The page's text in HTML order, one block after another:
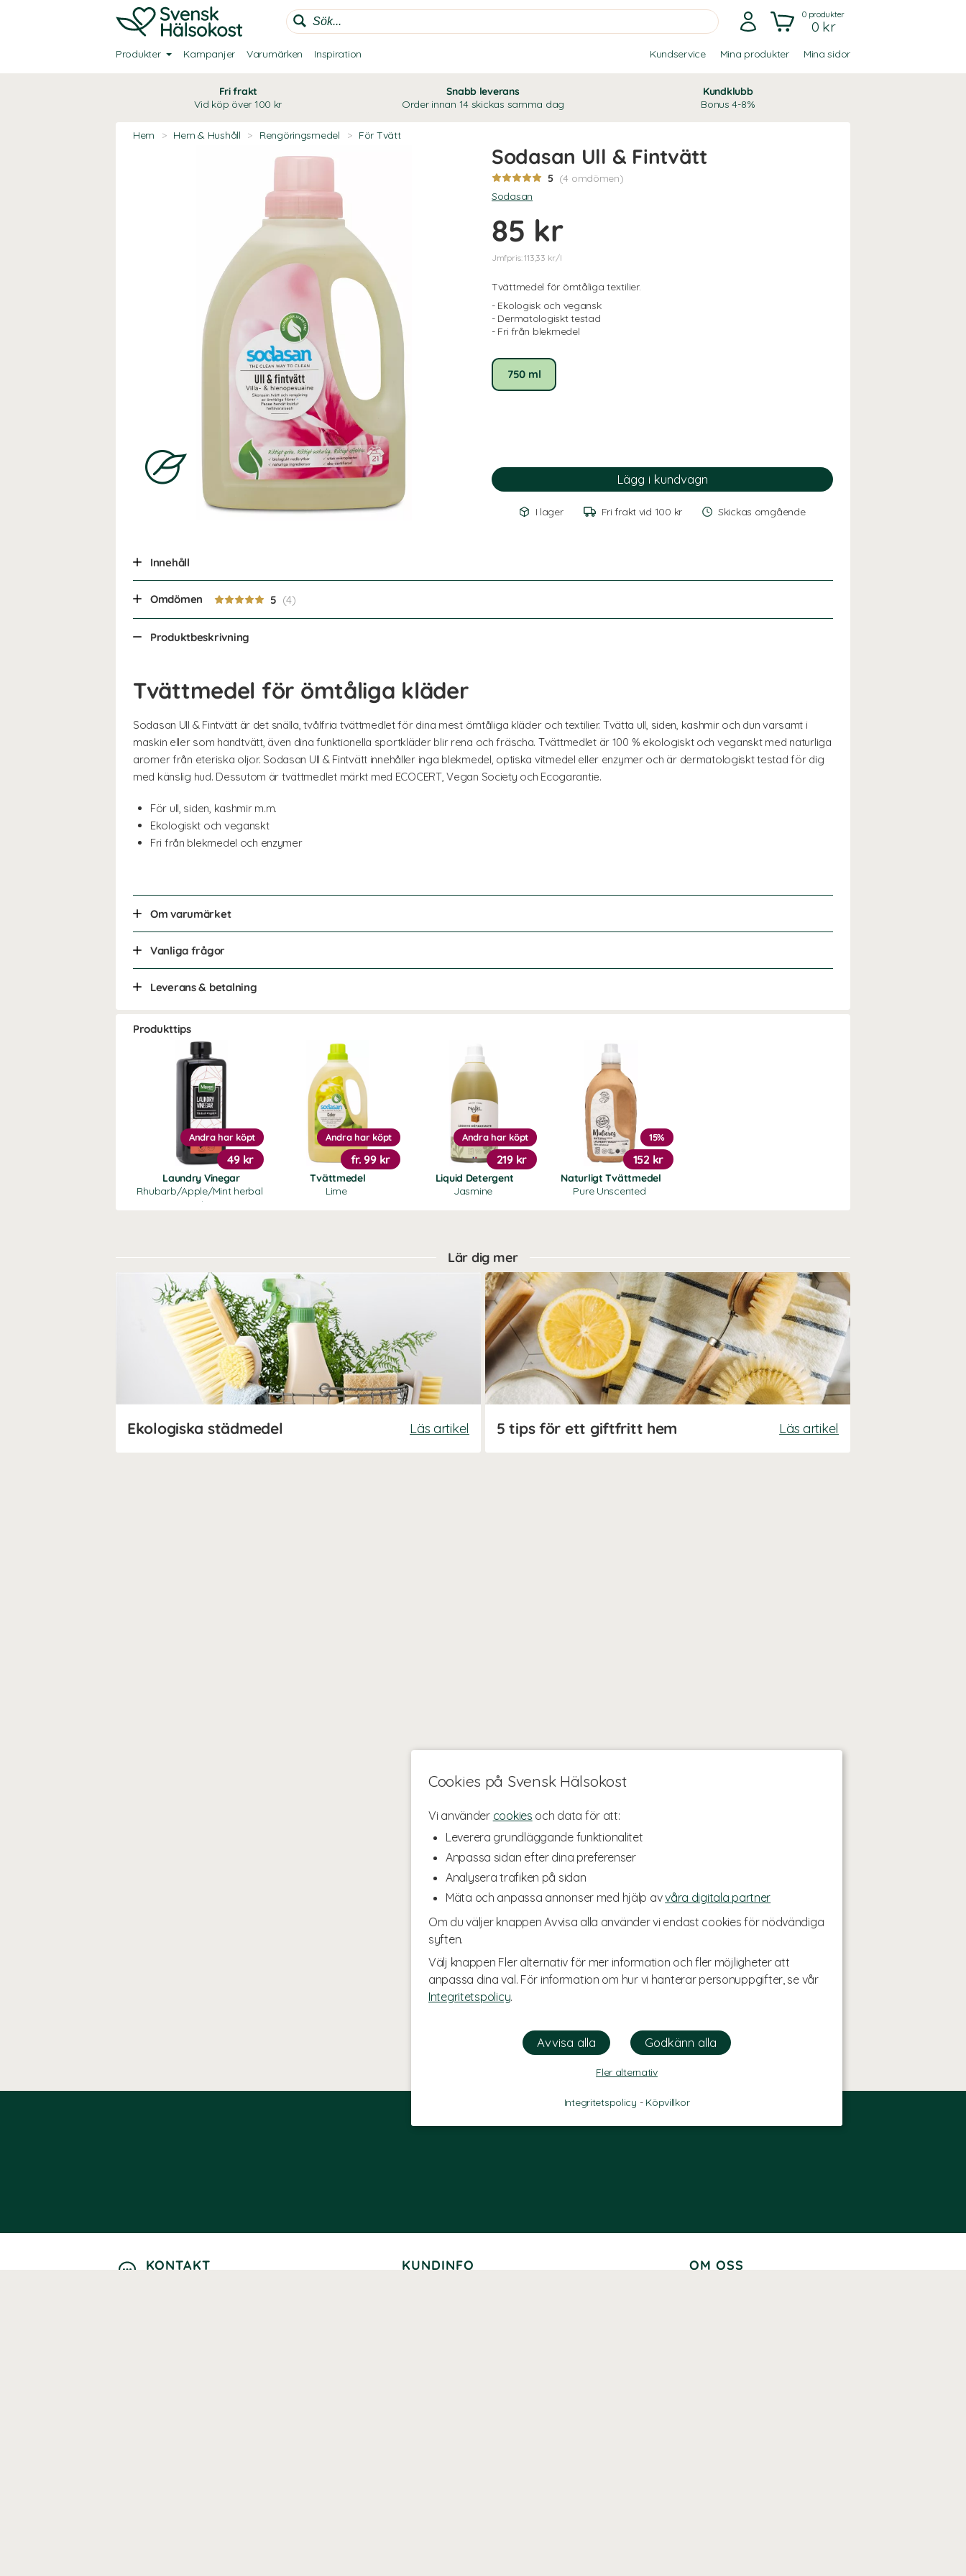
Cookies på Svensk Hälsokost
Vi använder cookies och data för att:
Leverera grundläggande funktionalitet
Anpassa sidan efter dina preferenser
Analysera trafiken på sidan
Mäta och anpassa annonser med hjälp avvåra digitala partner
Om du väljer knappen Avvisa alla använder vi endast cookies för nödvändiga
syften.
Välj knappen Fler alternativ för mer information och fler möjligheter att
anpassa dina val. För information om hur vi hanterar personuppgifter, se vår
Integritetspolicy.
Fler alternativ
Integritetspolicy - Köpvillkor
0produkter
0 kr
Produkter Kampanjer Varumärken Inspiration Kundservice Mina produkter Mina sidor
Fri frakt
Vid köp över 100 kr
Snabb leverans
Order innan 14 skickas samma dag
Kundklubb
Bonus 4-8%
Hem > Hem & Hushåll > Rengöringsmedel > För Tvätt
Sodasan Ull & Fintvätt
5 (4 omdömen)
Sodasan
85 kr
Jmfpris: 113,33 kr/l
Tvättmedel för ömtåliga textilier.
- Ekologisk och vegansk
- Dermatologiskt testad
- Fri från blekmedel
750 ml
I lager Fri frakt vid 100 kr Skickas omgående
Innehåll
Omdömen 5
Produktbeskrivning
Tvättmedel för ömtåliga kläder
Sodasan Ull & Fintvätt är det snälla, tvålfria tvättmedlet för dina mest ömtåliga kläder och textilier. Tvätta ull, siden, kashmir och dun varsamt i
maskin eller som handtvätt, även dina funktionella sportkläder blir rena och fräscha. Tvättmedlet är 100 % ekologiskt och veganskt med naturliga
aromer från eteriska oljor. Sodasan Ull & Fintvätt innehåller inga blekmedel, optiska vitmedel eller enzymer och är dermatologiskt testad för dig
med känslig hud. Dessutom är tvättmedlet märkt med ECOCERT, Vegan Society och Ecogarantie.
För ull, siden, kashmir m.m.
Ekologiskt och veganskt
Fri från blekmedel och enzymer
Om varumärket
Vanliga frågor
Leverans & betalning
Produkttips
Laundry Vinegar
Rhubarb/Apple/Mint herbal
water
Andra har köpt
49 kr
Tvättmedel
Lime
Andra har köpt
fr.99 kr
Liquid Detergent
Jasmine
Andra har köpt
219 kr
Naturligt Tvättmedel
Pure Unscented
15%
152 kr
Lär dig mer
Ekologiska städmedel Läs artikel 5 tips för ett giftfritt hem Läs artikel
KONTAKT KUNDINFO OM OSS